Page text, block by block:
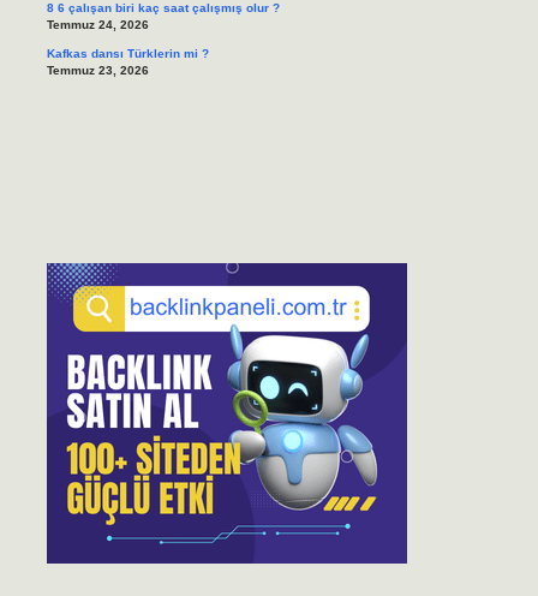
8 6 çalışan biri kaç saat çalışmış olur ?
Temmuz 24, 2026
Kafkas dansı Türklerin mi ?
Temmuz 23, 2026